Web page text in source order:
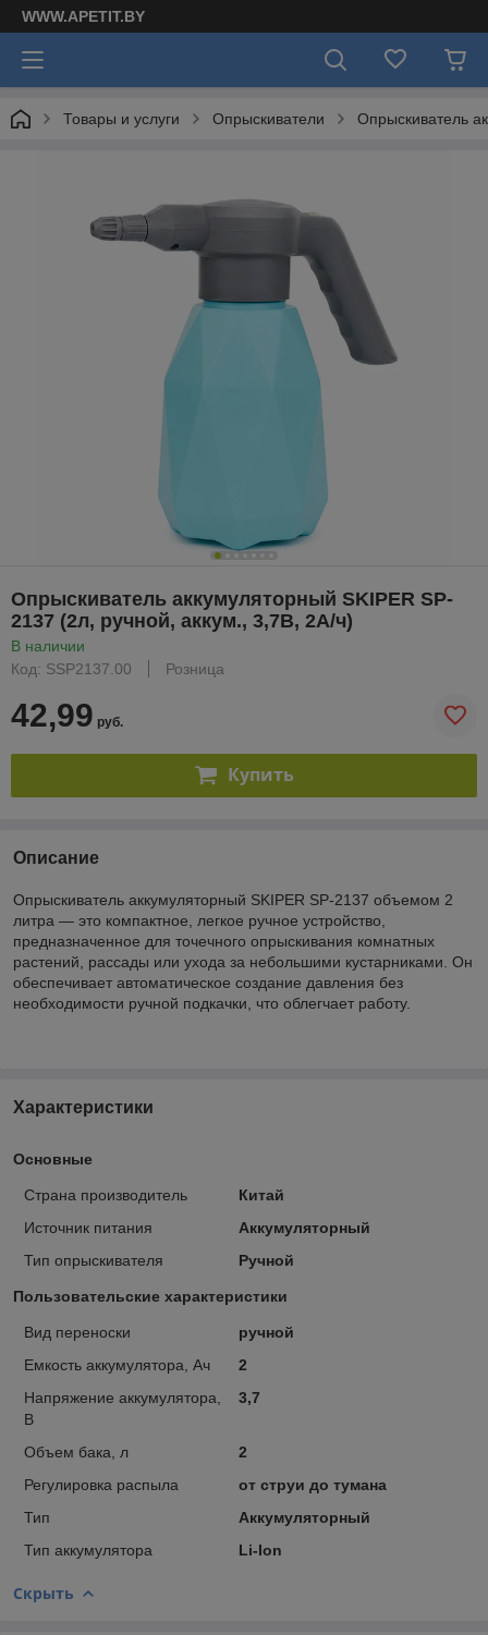
WWW.APETIT.BY
Товары и услуги Опрыскиватели Опрыскиватель
Опрыскиватель аккумуляторный SKIPER SP-
2137 (2л, ручной, аккум., 3,7В, 2А/ч)
В наличии
Код: SSP2137.00
Розница
42,99 руб.
Купить
Описание
Опрыскиватель аккумуляторный SKIPER SP-2137 объемом 2
литра — это компактное, легкое ручное устройство,
предназначенное для точечного опрыскивания комнатных
растений, рассады или ухода за небольшими кустарниками. Он
обеспечивает автоматическое создание давления без
необходимости ручной подкачки, что облегчает работу.
Характеристики
Основные
Страна производитель
Китай
Источник питания
Аккумуляторный
Тип опрыскивателя
Ручной
Пользовательские характеристики
Вид переноски
ручной
Емкость аккумулятора, Ач
2
Напряжение аккумулятора,
В
3,7
Объем бака, л
2
Регулировка распыла
от струи до тумана
Тип
Аккумуляторный
Тип аккумулятора
Li-Ion
Скрыть